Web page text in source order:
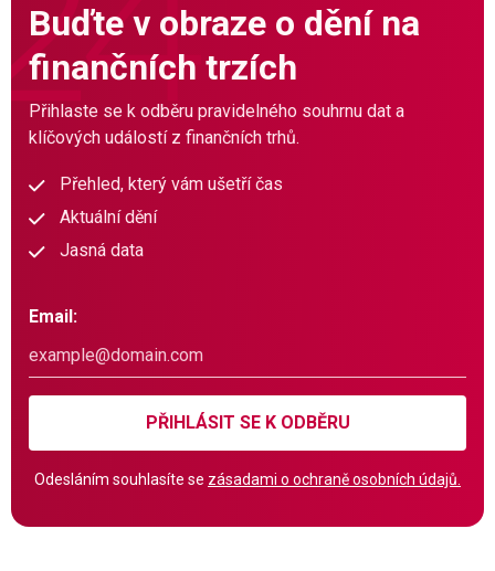
Buďte v obraze o dění na
finančních trzích
Přihlaste se k odběru pravidelného souhrnu dat a
klíčových událostí z finančních trhů.
Přehled, který vám ušetří čas
Aktuální dění
Jasná data
Email:
PŘIHLÁSIT SE K ODBĚRU
Odesláním souhlasíte se zásadami o ochraně osobních údajů.